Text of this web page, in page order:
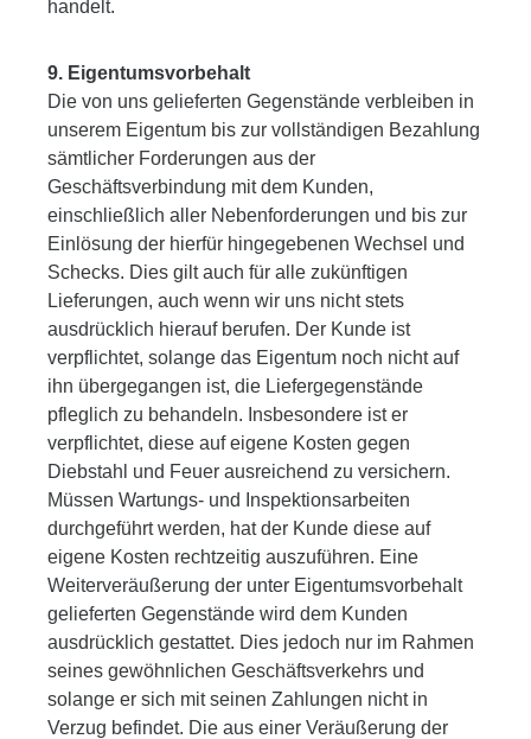
handelt.
9. Eigentumsvorbehalt
Die von uns gelieferten Gegenstände verbleiben in
unserem Eigentum bis zur vollständigen Bezahlung
sämtlicher Forderungen aus der
Geschäftsverbindung mit dem Kunden,
einschließlich aller Nebenforderungen und bis zur
Einlösung der hierfür hingegebenen Wechsel und
Schecks. Dies gilt auch für alle zukünftigen
Lieferungen, auch wenn wir uns nicht stets
ausdrücklich hierauf berufen. Der Kunde ist
verpflichtet, solange das Eigentum noch nicht auf
ihn übergegangen ist, die Liefergegenstände
pfleglich zu behandeln. Insbesondere ist er
verpflichtet, diese auf eigene Kosten gegen
Diebstahl und Feuer ausreichend zu versichern.
Müssen Wartungs- und Inspektionsarbeiten
durchgeführt werden, hat der Kunde diese auf
eigene Kosten rechtzeitig auszuführen. Eine
Weiterveräußerung der unter Eigentumsvorbehalt
gelieferten Gegenstände wird dem Kunden
ausdrücklich gestattet. Dies jedoch nur im Rahmen
seines gewöhnlichen Geschäftsverkehrs und
solange er sich mit seinen Zahlungen nicht in
Verzug befindet. Die aus einer Veräußerung der